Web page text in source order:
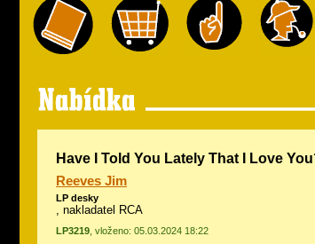
Have I Told You Lately That I Love
Reeves Jim
LP desky
, nakladatel RCA
LP3219 , vloženo: 05.03.2024 18:22